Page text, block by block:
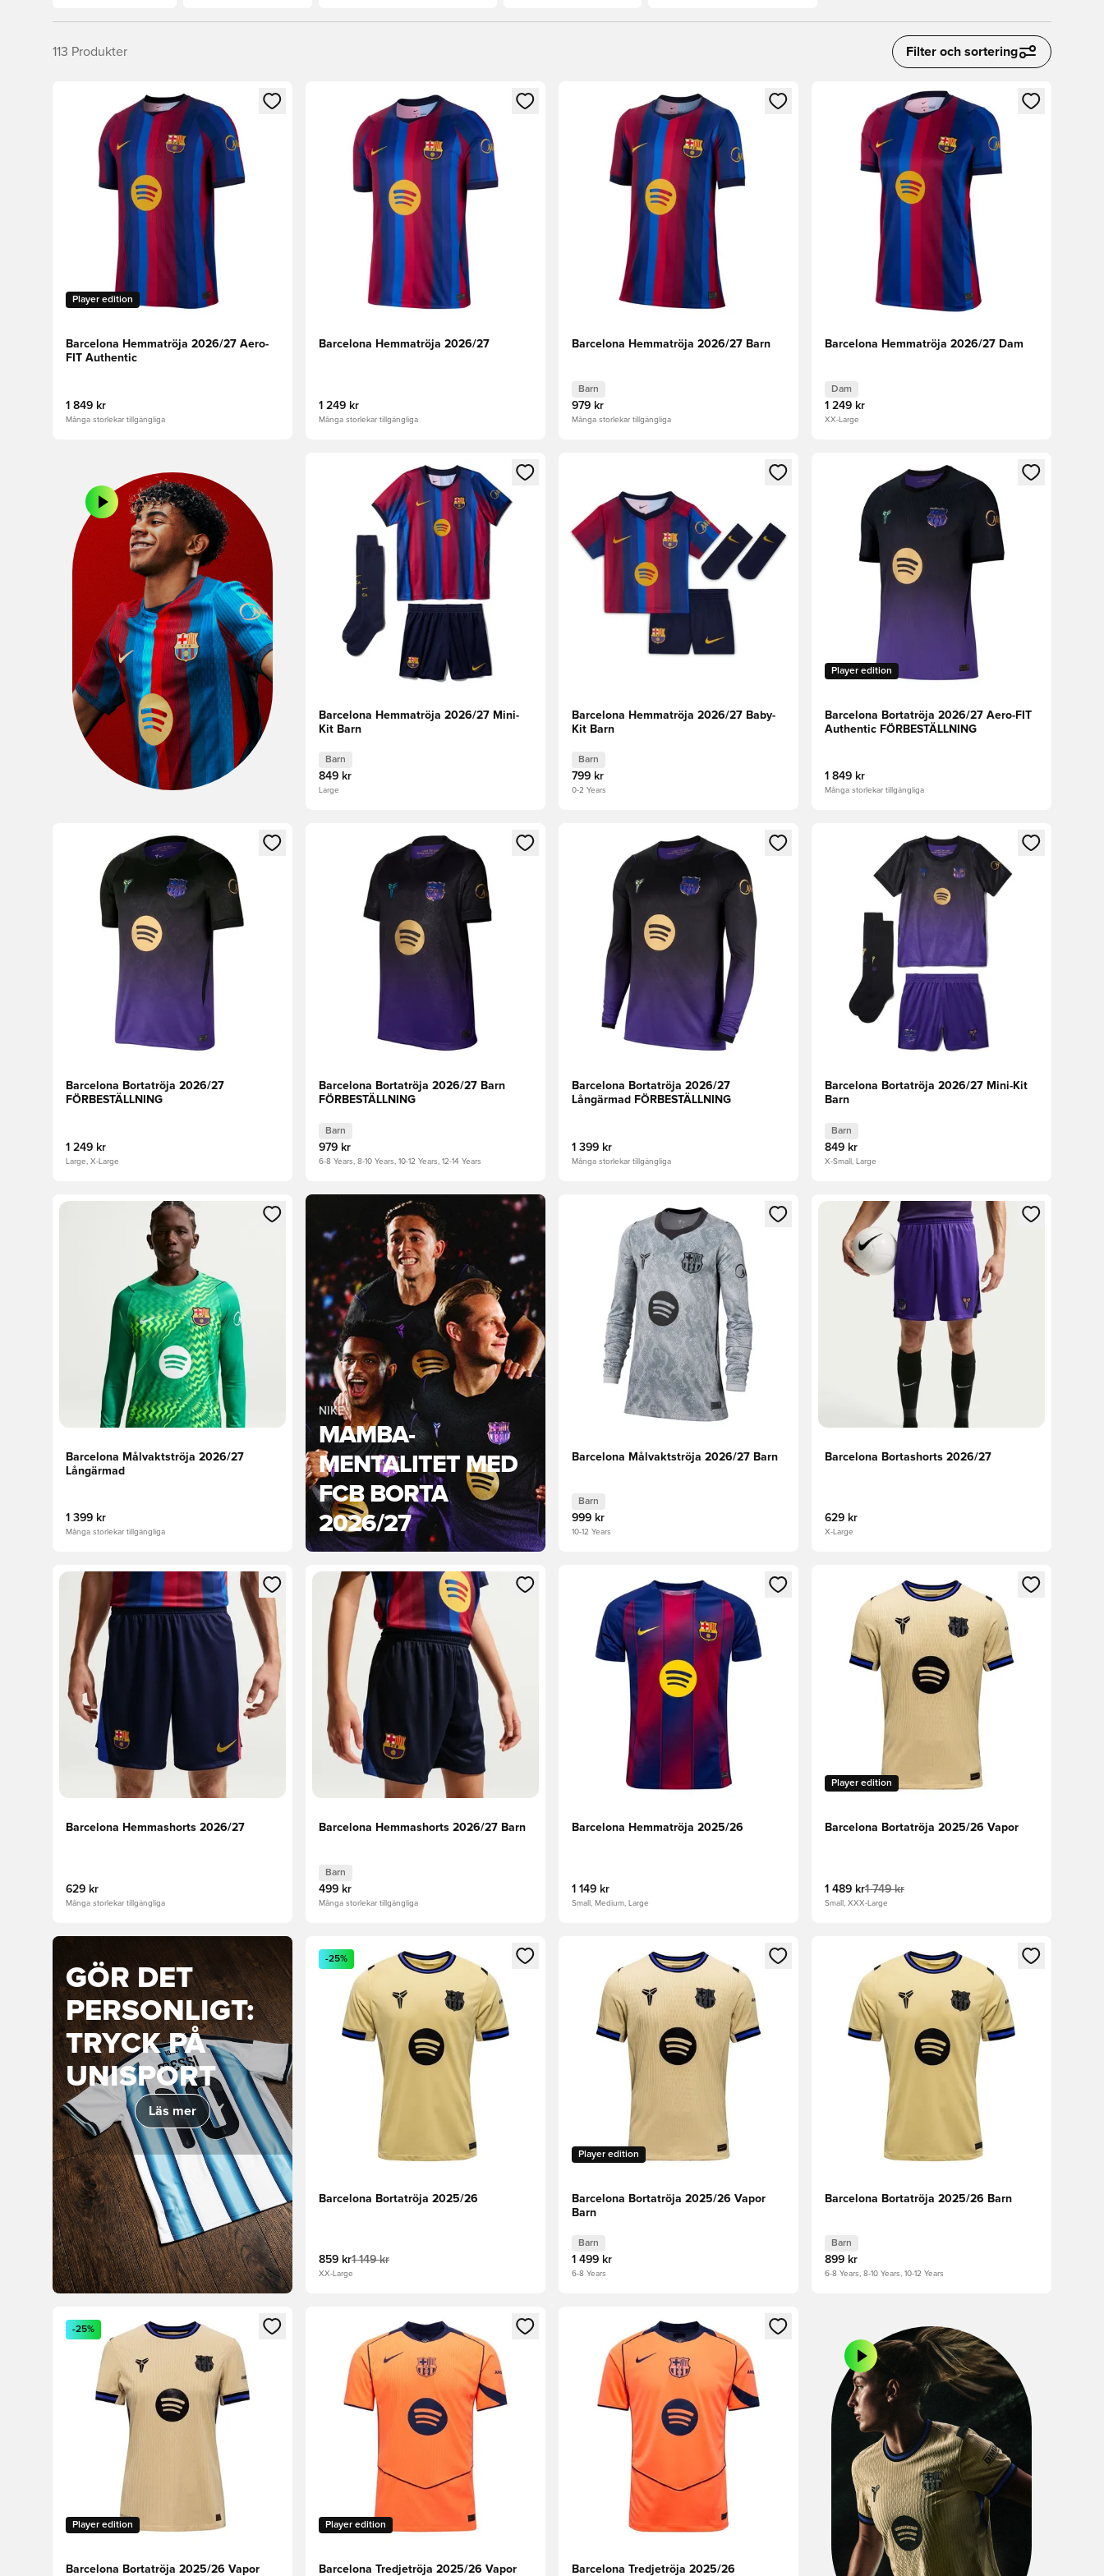
113 Produkter Filter och sortering
Öppnar en Modal för att logga in eller registrera dig som medlem
Player edition
Barcelona Hemmatröja 2026/27 Aero-
FIT Authentic
1 849 kr
Många storlekar tillgängliga
Öppnar en Modal för att logga in eller registrera dig som medlem
Barcelona Hemmatröja 2026/27
1 249 kr
Många storlekar tillgängliga
Öppnar en Modal för att logga in eller registrera dig som medlem
Barcelona Hemmatröja 2026/27 Barn
Barn
979 kr
Många storlekar tillgängliga
Öppnar en Modal för att logga in eller registrera
Barcelona Hemmatröja 2026/27 Dam
Dam
1 249 kr
XX-Large
Öppnar en Modal för att logga in eller registrera dig som medlem
Barcelona Hemmatröja 2026/27 Mini-
Kit Barn
Barn
849 kr
Large
Öppnar en Modal för att logga in eller registrera dig som medlem
Barcelona Hemmatröja 2026/27 Baby-
Kit Barn
Barn
799 kr
0-2 Years
Öppnar en Modal för att logga in eller registrera
Player edition
Barcelona Bortatröja 2026/27 Aero-FIT
Authentic FÖRBESTÄLLNING
1 849 kr
Många storlekar tillgängliga
Öppnar en Modal för att logga in eller registrera dig som medlem
Barcelona Bortatröja 2026/27
FÖRBESTÄLLNING
1 249 kr
Large, X-Large
Öppnar en Modal för att logga in eller registrera dig som medlem
Barcelona Bortatröja 2026/27 Barn
FÖRBESTÄLLNING
Barn
979 kr
6-8 Years, 8-10 Years, 10-12 Years, 12-14 Years
Öppnar en Modal för att logga in eller registrera dig som medlem
Barcelona Bortatröja 2026/27
Långärmad FÖRBESTÄLLNING
1 399 kr
Många storlekar tillgängliga
Öppnar en Modal för att logga in eller registrera
Barcelona Bortatröja 2026/27 Mini-Kit
Barn
Barn
849 kr
X-Small, Large
Öppnar en Modal för att logga in eller registrera dig som medlem
Barcelona Målvaktströja 2026/27
Långärmad
1 399 kr
Många storlekar tillgängliga
NIKE
MAMBA-
MENTALITET MED
FCB BORTA
2026/27
Öppnar en Modal för att logga in eller registrera dig som medlem
Barcelona Målvaktströja 2026/27 Barn
Barn
999 kr
10-12 Years
Öppnar en Modal för att logga in eller registrera
Barcelona Bortashorts 2026/27
629 kr
X-Large
Öppnar en Modal för att logga in eller registrera dig som medlem
Barcelona Hemmashorts 2026/27
629 kr
Många storlekar tillgängliga
Öppnar en Modal för att logga in eller registrera dig som medlem
Barcelona Hemmashorts 2026/27 Barn
Barn
499 kr
Många storlekar tillgängliga
Öppnar en Modal för att logga in eller registrera dig som medlem
Barcelona Hemmatröja 2025/26
1 149 kr
Small, Medium, Large
Öppnar en Modal för att logga in eller registrera
Player edition
Barcelona Bortatröja 2025/26 Vapor
1 489 kr1 749 kr
Small, XXX-Large
GÖR DET
PERSONLIGT:
TRYCK PÅ
UNISPORT
Läs mer
Öppnar en Modal för att logga in eller registrera dig som medlem
-25%
Barcelona Bortatröja 2025/26
859 kr1 149 kr
XX-Large
Öppnar en Modal för att logga in eller registrera dig som medlem
Player edition
Barcelona Bortatröja 2025/26 Vapor
Barn
Barn
1 499 kr
6-8 Years
Öppnar en Modal för att logga in eller registrera
Barcelona Bortatröja 2025/26 Barn
Barn
899 kr
6-8 Years, 8-10 Years, 10-12 Years
Öppnar en Modal för att logga in eller registrera dig som medlem
Player edition
-25%
Barcelona Bortatröja 2025/26 Vapor
Öppnar en Modal för att logga in eller registrera dig som medlem
Player edition
Barcelona Tredjetröja 2025/26 Vapor
Öppnar en Modal för att logga in eller registrera dig som medlem
Barcelona Tredjetröja 2025/26